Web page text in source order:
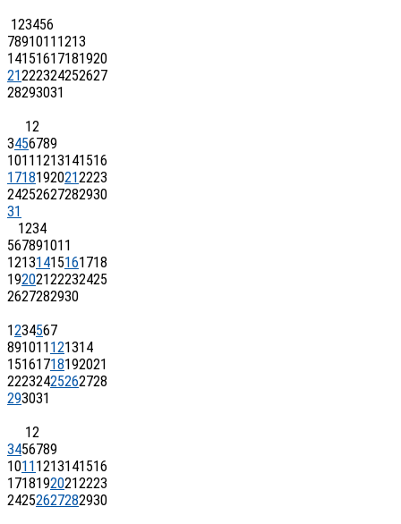
123456
78910111213
14151617181920
21222324252627
28293031
12
3456789
10111213141516
17181920212223
24252627282930
31
1234
567891011
12131415161718
19202122232425
2627282930
1234567
891011121314
15161718192021
22232425262728
293031
12
3456789
10111213141516
17181920212223
24252627282930